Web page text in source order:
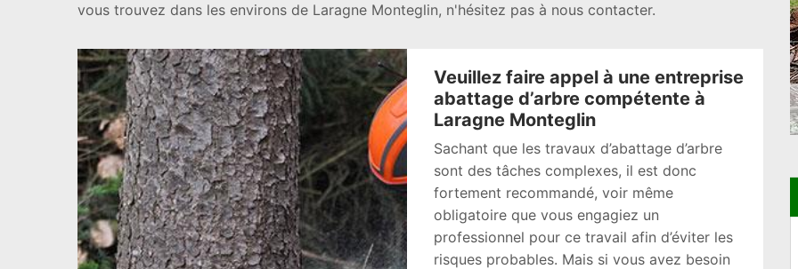
vous trouvez dans les environs de Laragne Monteglin, n'hésitez pas à nous contacter.
Veuillez faire appel à une entreprise
abattage d’arbre compétente à
Laragne Monteglin
Sachant que les travaux d’abattage d’arbre
sont des tâches complexes, il est donc
fortement recommandé, voir même
obligatoire que vous engagiez un
professionnel pour ce travail afin d’éviter les
risques probables. Mais si vous avez besoin